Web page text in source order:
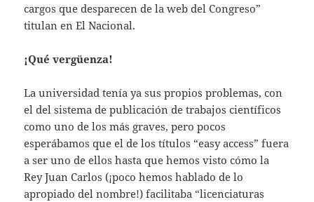
cargos que desparecen de la web del Congreso”
titulan en El Nacional.
¡Qué vergüenza!
La universidad tenía ya sus propios problemas, con
el del sistema de publicación de trabajos científicos
como uno de los más graves, pero pocos
esperábamos que el de los títulos “easy access” fuera
a ser uno de ellos hasta que hemos visto cómo la
Rey Juan Carlos (¡poco hemos hablado de lo
apropiado del nombre!) facilitaba “licenciaturas